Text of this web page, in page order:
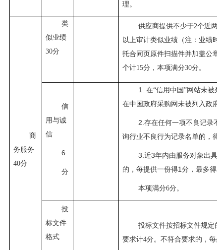
理。
商
务服务
40分
类
似业绩
30分
供应商提供不少于2个近两
以上审计类似业绩（注：业绩
托合同页原件扫描件并加盖公
个计15分，本项满分30分。
信
用与诚
信
6
分
1. 在“信用中国”网站未被
在中国政府采购网未被列入政
2.存在任何一项不良记录
询行业不良行为记录名单的，
3.近3年内由服务对象出具
的，每提供一份得1分，最多得
本项满分6分。
投
标文件
格式
投标文件按招标文件规定
要求计4分。不符合要求的，每